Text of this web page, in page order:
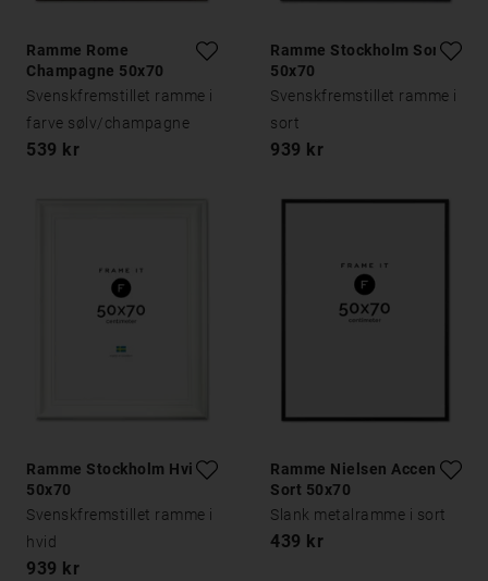
Ramme Rome
Champagne 50x70
Svenskfremstillet ramme i
farve sølv/champagne
539 kr
Ramme Stockholm Sort
50x70
Svenskfremstillet ramme i
sort
939 kr
Ramme Stockholm Hvid
50x70
Svenskfremstillet ramme i
hvid
939 kr
Ramme Nielsen Accent
Sort 50x70
Slank metalramme i sort
439 kr